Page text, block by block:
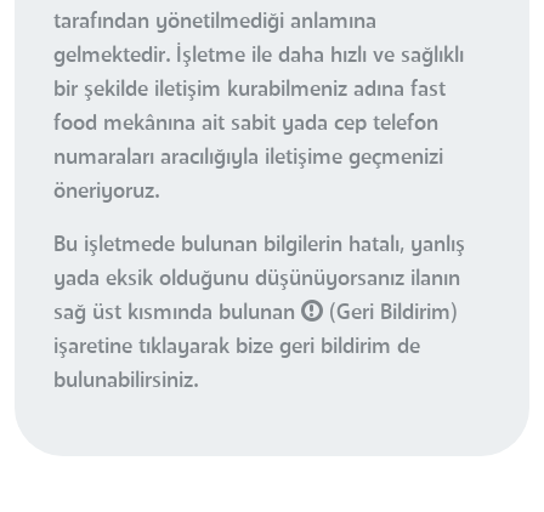
tarafından yönetilmediği anlamına
gelmektedir. İşletme ile daha hızlı ve sağlıklı
bir şekilde iletişim kurabilmeniz adına fast
food mekânına ait sabit yada cep telefon
numaraları aracılığıyla iletişime geçmenizi
öneriyoruz.
Bu işletmede bulunan bilgilerin hatalı, yanlış
yada eksik olduğunu düşünüyorsanız ilanın
sağ üst kısmında bulunan
(Geri Bildirim)
işaretine tıklayarak bize geri bildirim de
bulunabilirsiniz.